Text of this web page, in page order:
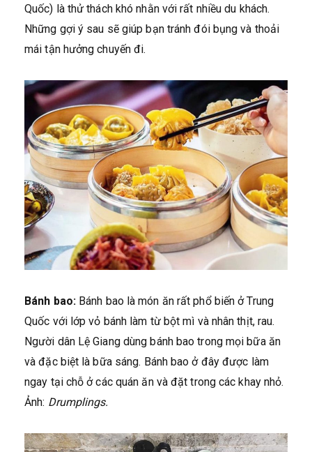
Quốc) là thử thách khó nhằn với rất nhiều du khách.
Những gợi ý sau sẽ giúp bạn tránh đói bụng và thoải
mái tận hưởng chuyến đi.
Bánh bao:Bánh bao là món ăn rất phổ biến ở Trung
Quốc với lớp vỏ bánh làm từ bột mì và nhân thịt, rau.
Người dân Lệ Giang dùng bánh bao trong mọi bữa ăn
và đặc biệt là bữa sáng. Bánh bao ở đây được làm
ngay tại chỗ ở các quán ăn và đặt trong các khay nhỏ.
Ảnh: Drumplings.